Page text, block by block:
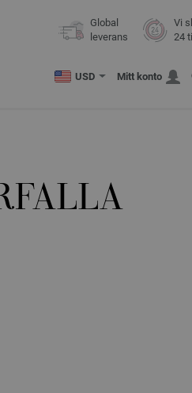
Global
leverans
Vi
24
USD Mitt konto